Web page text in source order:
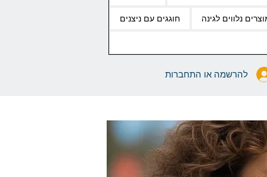
נלווים לגינה חוגגים עם ניצנים
להרשמה או התחברות